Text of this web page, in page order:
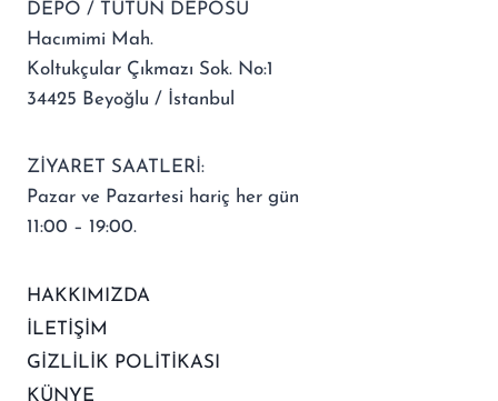
DEPO / TÜTÜN DEPOSU
Hacımimi Mah.
Koltukçular Çıkmazı Sok. No:1
34425 Beyoğlu / İstanbul
ZİYARET SAATLERİ:
Pazar ve Pazartesi hariç her gün
11:00 – 19:00.
HAKKIMIZDA
İLETİŞİM
GİZLİLİK POLİTİKASI
KÜNYE